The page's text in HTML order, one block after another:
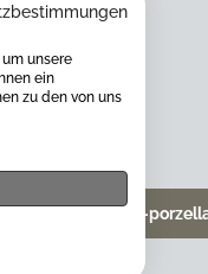
buero@weitz-
unsere
ein
zu den von uns